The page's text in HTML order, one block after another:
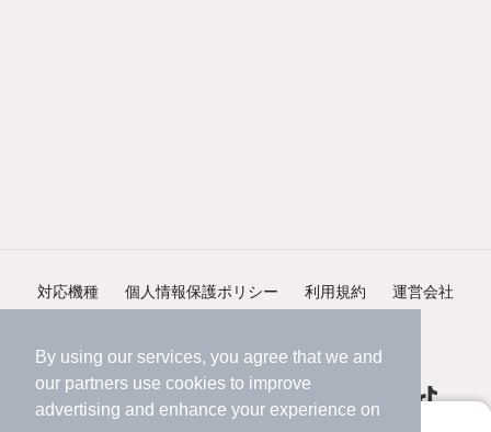
By using our services, you agree that we and
our partners use cookies to improve
advertising and enhance your experience on
対応機種 個人情報保護ポリシー 利用規約 運営会社